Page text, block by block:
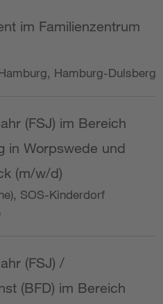
im Familienzentrum
Hamburg-Dulsberg
(FSJ) im Bereich
in Worpswede und
(m/w/d)
SOS-Kinderdorf
(FSJ) /
(BFD) im Bereich